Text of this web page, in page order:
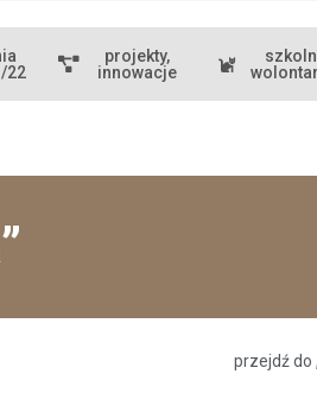
22
projekty,
innowacje
przejdź do